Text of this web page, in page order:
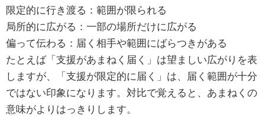
限定的に行き渡る：範囲が限られる
局所的に広がる：一部の場所だけに広がる
偏って伝わる：届く相手や範囲にばらつきがある
たとえば「支援があまねく届く」は望ましい広がりを表
しますが、「支援が限定的に届く」は、届く範囲が十分
ではない印象になります。対比で覚えると、あまねくの
意味がよりはっきりします。